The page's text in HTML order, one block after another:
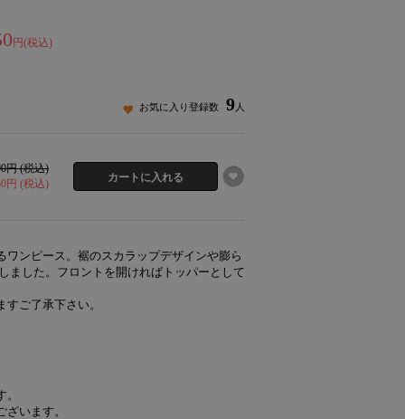
円(税込)
お気に入り登録数 9 人
円 (税込)
円 (税込)
ンピース。裾のスカラップデザインや膨ら
ました。フロントを開ければトッパーとして
ご了承下さい。
います。